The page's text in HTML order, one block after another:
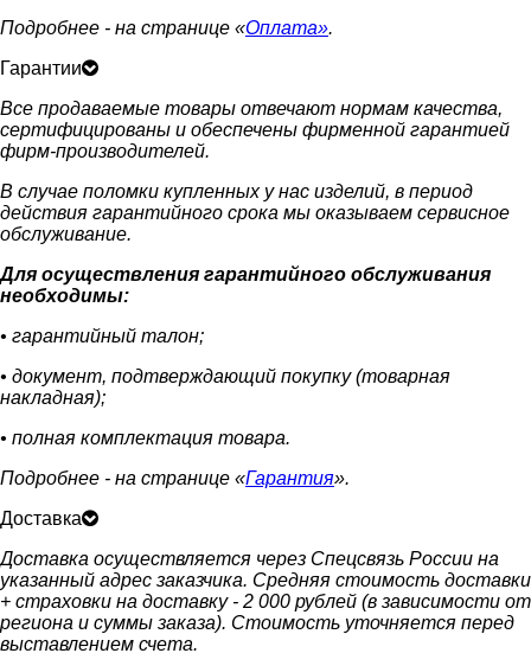
Подробнее - на странице «Оплата».
Гарантии
Все продаваемые товары отвечают нормам качества,
сертифицированы и обеспечены фирменной гарантией
фирм-производителей.
В случае поломки купленных у нас изделий, в период
действия гарантийного срока мы оказываем сервисное
обслуживание.
Для осуществления гарантийного обслуживания
необходимы:
• гарантийный талон;
• документ, подтверждающий покупку (товарная
накладная);
• полная комплектация товара.
Подробнее - на странице «Гарантия».
Доставка
Доставка осуществляется через Спецсвязь России на
указанный адрес заказчика. Средняя стоимость доставки
+ страховки на доставку - 2 000 рублей (в зависимости от
региона и суммы заказа). Стоимость уточняется перед
выставлением счета.